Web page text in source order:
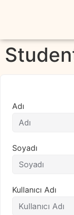
Adı
Soyadı
Kullanıcı Adı